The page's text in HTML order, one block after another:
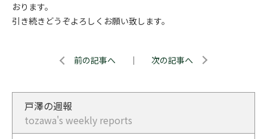
おります。
引き続きどうぞよろしくお願い致します。
前の記事へ ｜ 次の記事へ
戸澤の週報
tozawa's weekly reports